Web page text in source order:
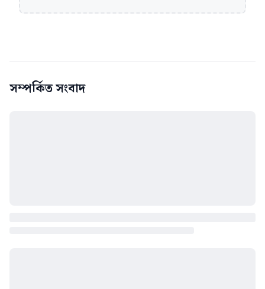
সম্পর্কিত সংবাদ